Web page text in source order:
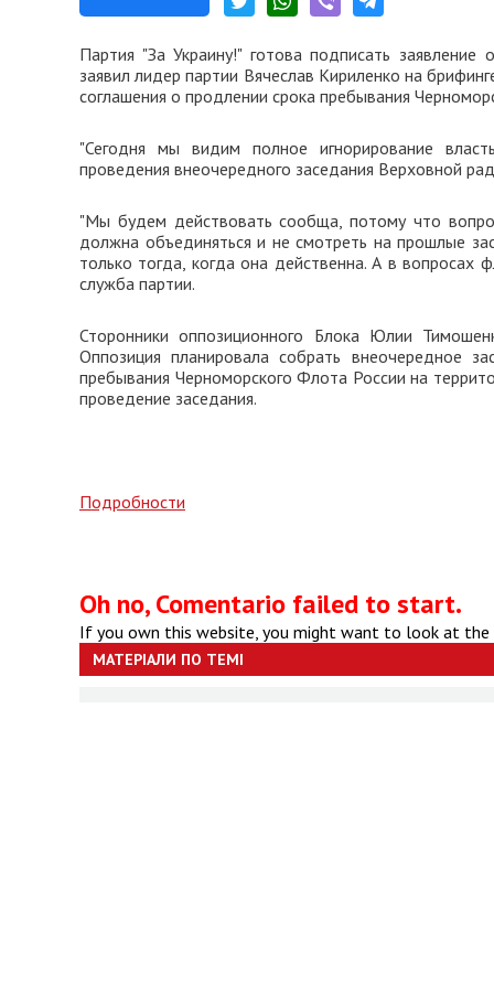
Партия "За Украину!" готова подписать
заявил лидер партии Вячеслав Кириленко на
соглашения о продлении срока пребывания
"Сегодня мы видим полное игнорирование
проведения внеочередного заседания Верховной
"Мы будем действовать сообща, потому что
должна объединяться и не смотреть на прошлые
только тогда, когда она действенна. А в вопросах
служба партии.
Сторонники оппозиционного Блока Юлии
Оппозиция планировала собрать внеочередное
пребывания Черноморского Флота России на
проведение заседания.
Подробности
Oh no, Comentario failed to start.
If you own this website, you might want to look at
МАТЕРІАЛИ ПО ТЕМІ